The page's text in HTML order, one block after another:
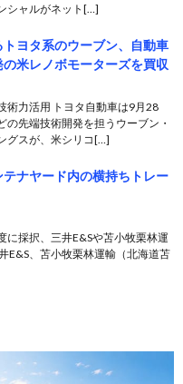
シャルがネット[…]
ヨタ系のウーブン、自動車
米レノボモーターズを買収
術力活用 トヨタ自動車は9月28
の先端技術開発を担うウーブン・
グスが、米シリコ[…]
ナヤード内の横持ちトレー
に採択、三井E&Sや苫小牧栗林運
E&S、苫小牧栗林運輸（北海道苫